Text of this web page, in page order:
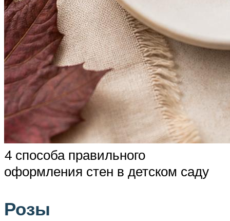
4 способа правильного
оформления стен в детском саду
Розы